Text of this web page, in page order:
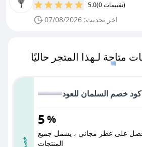
5.0 (0 تقييمات)
اخر تحديث: 07/08/2026
خصم
كود خصم السلمان للعود
5%
اشتر عطر واحصل على عطر مجاني ، يشمل جميع
المنتجات